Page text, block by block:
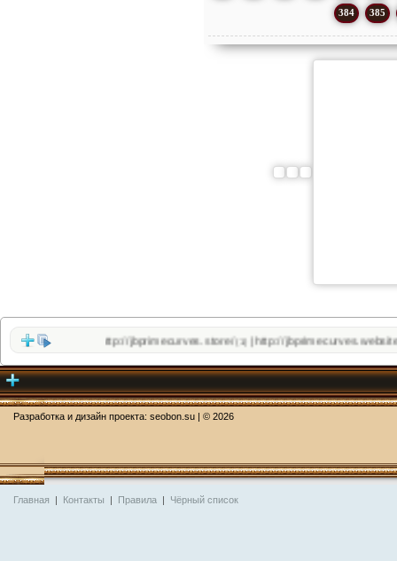
384 385
http://jbprimecurves.store/(1)| http://jbprimecurves.website/(1)
Разработка и дизайн проекта: seobon.su | © 2026
Главная | Контакты | Правила | Чёрный список